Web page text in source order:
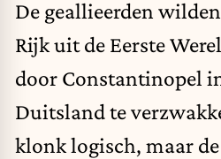
De geallieerden
Rijk uit de Eerste
door Constantinopel
Duitsland te
klonk logisch, maar